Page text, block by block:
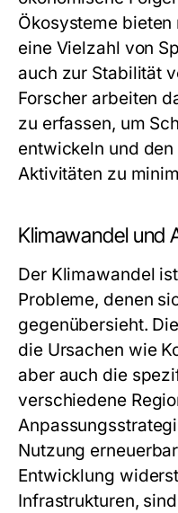
Ökosysteme
eine Vielzahl von
auch zur Stabilität
Forscher arbeiten
zu erfassen, um
entwickeln und
Aktivitäten zu
Klimawandel und
Der Klimawandel
Probleme, denen
gegenübersieht.
die Ursachen wie
aber auch die
verschiedene
Nutzung
Entwicklung
Infrastrukturen,